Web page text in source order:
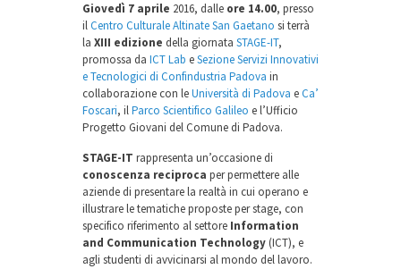
Giovedì 7 aprile 2016, dalle ore 14.00, presso
ilCentro Culturale Altinate San Gaetano si terrà
la XIII edizione della giornata STAGE-IT,
promossa da ICT Lab eSezione Servizi Innovativi
e Tecnologici di Confindustria Padova in
collaborazione con leUniversità di Padova eCa’
Foscari, ilParco Scientifico Galileo e l’Ufficio
Progetto Giovani del Comune di Padova.
STAGE-IT rappresenta un’occasione di
conoscenza reciproca per permettere alle
aziende di presentare la realtà in cui operano e
illustrare le tematiche proposte per stage, con
specifico riferimento al settore Information
and Communication Technology(ICT), e
agli studenti di avvicinarsi al mondo del lavoro.